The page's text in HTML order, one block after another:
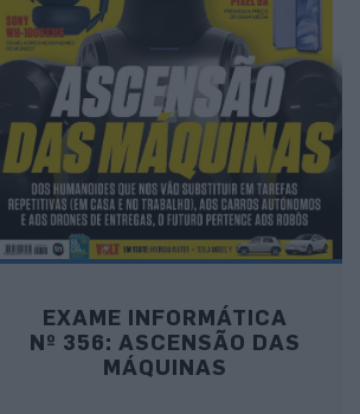
EXAME INFORMÁTICA
Nº 356: ASCENSÃO DAS
MÁQUINAS